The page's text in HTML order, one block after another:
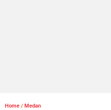
Home / Medan